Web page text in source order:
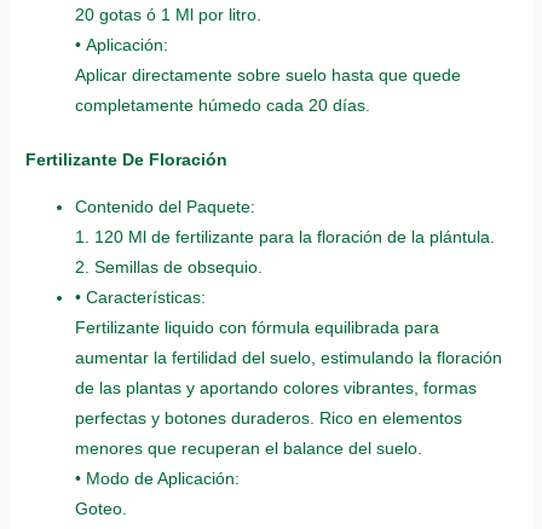
20 gotas ó 1 Ml por litro.
• Aplicación:
Aplicar directamente sobre suelo hasta que quede
completamente húmedo cada 20 días.
Fertilizante De Floración
Contenido del Paquete:
1. 120 Ml de fertilizante para la floración de la plántula.
2. Semillas de obsequio.
• Características:
Fertilizante liquido con fórmula equilibrada para
aumentar la fertilidad del suelo, estimulando la floración
de las plantas y aportando colores vibrantes, formas
perfectas y botones duraderos. Rico en elementos
menores que recuperan el balance del suelo.
• Modo de Aplicación:
Goteo.